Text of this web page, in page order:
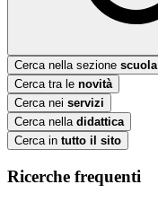
Cerca nella sezione scuola
Cerca tra le novità
Cerca nei servizi
Cerca nella didattica
Cerca in tutto il sito
Ricerche frequenti